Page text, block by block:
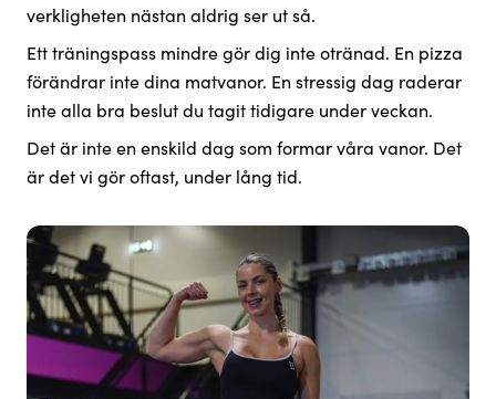
verkligheten nästan aldrig ser ut så.
Ett träningspass mindre gör dig inte otränad. En pizza
förändrar inte dina matvanor. En stressig dag raderar
inte alla bra beslut du tagit tidigare under veckan.
Det är inte en enskild dag som formar våra vanor. Det
är det vi gör oftast, under lång tid.